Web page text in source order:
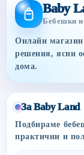
Baby
Бебешки и
Онлайн
решения, ясни
дома.
За Baby Land
Подбираме
практични и